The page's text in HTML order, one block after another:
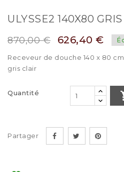
ULYSSE2 140X80
870,00 € 626,40 €
Receveur de douche 140 x 80
gris clair
Quantité
Partager